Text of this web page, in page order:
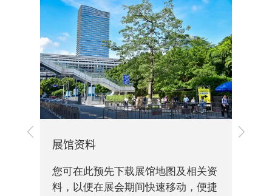
上
下
展馆资料
您可在此预先下载展馆地图及相关资
料，以便在展会期间快速移动，便捷